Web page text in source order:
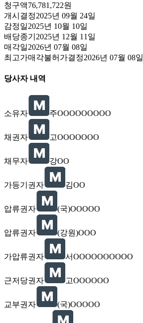
청구액76,781,722원
개시결정2025년 09월 24일
감정일2025년 10월 10일
배당종기 2025년 12월 11일
매각일2026년 07월 08일
최고가매각불허가결정2026년 07월 08일
당사자 내역
소유자 주OOOOOOOOO
채권자 고OOOOOOO
채무자 강OO
가등기권자 김OO
압류권자 (국)OOOOO
압류권자 (강원)OOO
가압류권자 서OOOOOOOOOO
근저당권자 고OOOOOO
교부권자 (국)OOOOO